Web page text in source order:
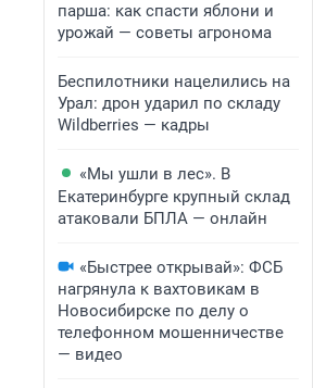
парша: как спасти яблони и
урожай — советы агронома
Беспилотники нацелились на
Урал: дрон ударил по складу
Wildberries — кадры
«Мы ушли в лес». В
Екатеринбурге крупный склад
атаковали БПЛА — онлайн
«Быстрее открывай»: ФСБ
нагрянула к вахтовикам в
Новосибирске по делу о
телефонном мошенничестве
— видео